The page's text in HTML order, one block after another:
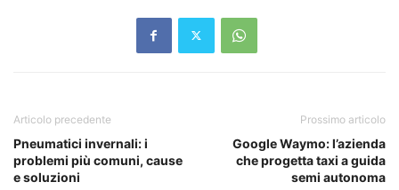
Articolo precedente
Pneumatici invernali: i
problemi più comuni, cause
e soluzioni
Prossimo articolo
Google Waymo: l’azienda
che progetta taxi a guida
semi autonoma